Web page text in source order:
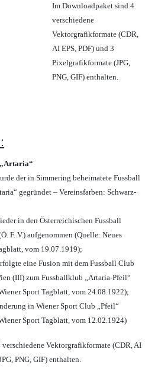
Im Downloadpaket sind 4
verschiedene
Vektorgrafikformate (CDR,
AI EPS, PDF) und 3
Pixelgrafikformate (JPG,
PNG, GIF) enthalten.
der in Simmering beheimatete Fussball
gegründet – Vereinsfarben: Schwarz-
in den Österreichischen Fussball
F. V.) aufgenommen (Quelle: Neues
vom 19.07.1919);
eine Fusion mit dem Fussball Club
(III) zum Fussballklub „Artaria-Pfeil“
Sport Tagblatt, vom 24.08.1922);
in Wiener Sport Club „Pfeil“
Sport Tagblatt, vom 12.02.1924)
Vektorgrafikformate (CDR, AI
PNG, GIF) enthalten.